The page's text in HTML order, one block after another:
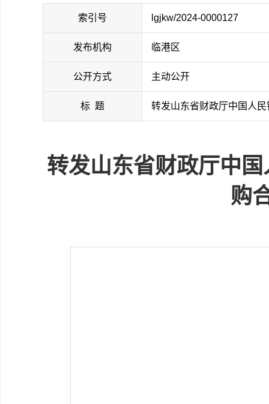
索引号 lgjkw/2024-0000127
发布机构 临港区
公开方式 主动公开
标 题 转发山东省财政厅中国人
转发山东省财政厅中
购